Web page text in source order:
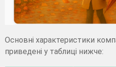
Основні характеристики
приведені у таблиці нижче: